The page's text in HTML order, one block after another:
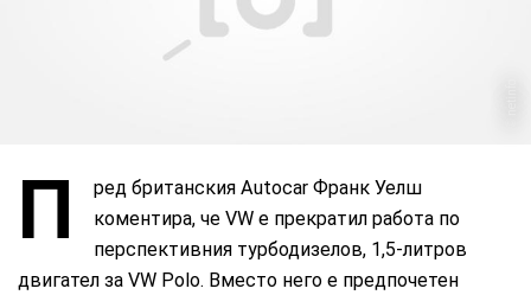
П
ред британския Autocar Франк Уелш
коментира, че VW е прекратил работа по
перспективния турбодизелов, 1,5-литров
двигател за VW Polo. Вместо него е предпочетен